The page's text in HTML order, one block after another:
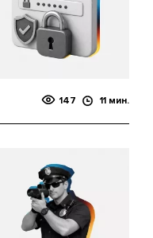
147 11 мин.